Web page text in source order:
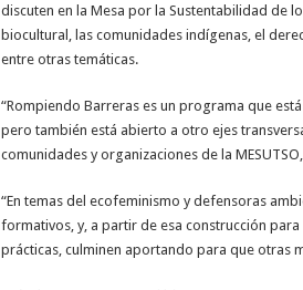
discuten en la Mesa por la Sustentabilidad de
biocultural, las comunidades indígenas, el
entre otras temáticas.
“Rompiendo Barreras es un programa que
pero también está abierto a otro ejes
comunidades y organizaciones de la
“En temas del ecofeminismo y defensoras
formativos, y, a partir de esa construcción
prácticas, culminen aportando para que otras